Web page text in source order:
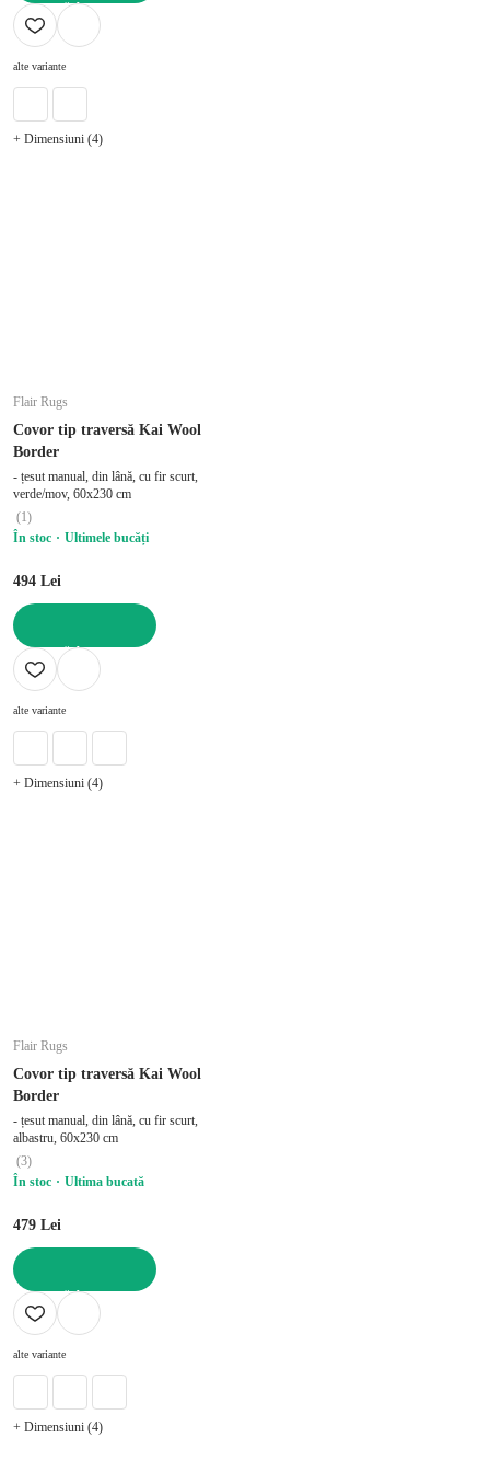
ADAUGĂ ÎN COȘ
alte variante
+ Dimensiuni (4)
Flair Rugs
Covor tip traversă Kai Wool
Border
- țesut manual, din lână, cu fir scurt,
verde/mov, 60x230 cm
(1)
În stoc
Ultimele bucăți
494 Lei
ADAUGĂ ÎN COȘ
alte variante
+ Dimensiuni (4)
Flair Rugs
Covor tip traversă Kai Wool
Border
- țesut manual, din lână, cu fir scurt,
albastru, 60x230 cm
(3)
În stoc
Ultima bucată
479 Lei
ADAUGĂ ÎN COȘ
alte variante
+ Dimensiuni (4)